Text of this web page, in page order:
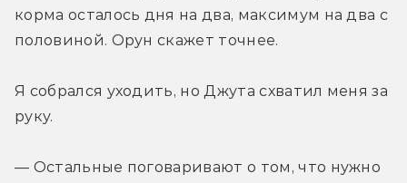
корма осталось дня на два, максимум на два с
половиной. Орун скажет точнее.
Я собрался уходить, но Джута схватил меня за
руку.
— Остальные поговаривают о том, что нужно